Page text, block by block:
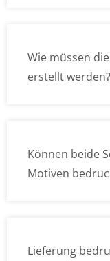
Wie müssen
erstellt werden?
Können beide
Motiven
Lieferung